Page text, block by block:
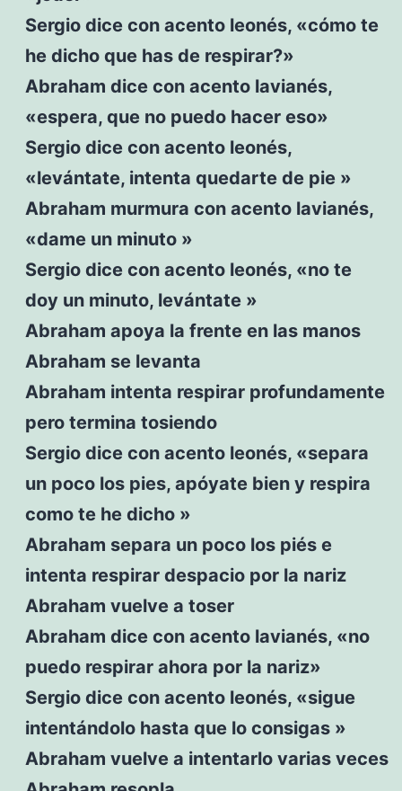
Sergio dice con acento leonés, «cómo te
he dicho que has de respirar?»
Abraham dice con acento lavianés,
«espera, que no puedo hacer eso»
Sergio dice con acento leonés,
«levántate, intenta quedarte de pie »
Abraham murmura con acento lavianés,
«dame un minuto »
Sergio dice con acento leonés, «no te
doy un minuto, levántate »
Abraham apoya la frente en las manos
Abraham se levanta
Abraham intenta respirar profundamente
pero termina tosiendo
Sergio dice con acento leonés, «separa
un poco los pies, apóyate bien y respira
como te he dicho »
Abraham separa un poco los piés e
intenta respirar despacio por la nariz
Abraham vuelve a toser
Abraham dice con acento lavianés, «no
puedo respirar ahora por la nariz»
Sergio dice con acento leonés, «sigue
intentándolo hasta que lo consigas »
Abraham vuelve a intentarlo varias veces